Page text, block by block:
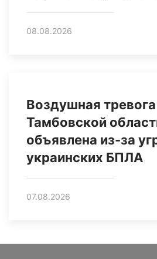
08.08.2026
Воздушная тревога
Тамбовской
объявлена из-за
украинских БПЛА
07.08.2026